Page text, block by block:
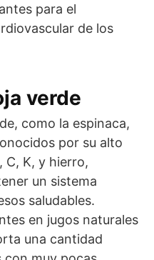
para el
de los
verde
como la espinaca,
por su alto
C, K, y hierro,
un sistema
saludables.
en jugos naturales
una cantidad